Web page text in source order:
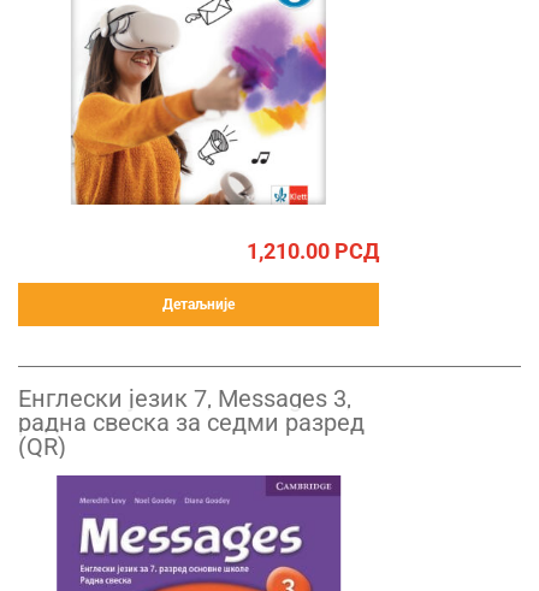
1,210.00 РСД
Детаљније
Енглески језик 7, Messages 3,
радна свеска за седми разред
(QR)